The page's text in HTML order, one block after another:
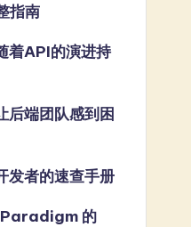
指南
着API的演进持
后端团队感到困
发者的速查手册
Paradigm 的